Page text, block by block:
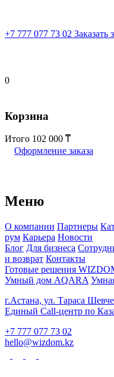
+7 777 077 73 02 Заказать
0
Корзина
Итого 102 000
Оформление заказа
Меню
О компании Партнеры
рум Карьера Новости
Блог Для бизнеса
и возврат Контакты
Готовые решения
Умный дом AQARA
г.Астана, ул. Тараса
Единый Call-центр по
+7 777 077 73 02
hello@wizdom.kz